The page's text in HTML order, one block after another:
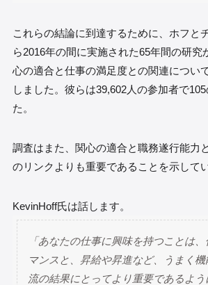
これらの結論に到達するために、ホフと
ら2016年の間に実施された65年間の研究
心の適合と仕事の満足度との関連につい
しました。彼らは39,602人の参加者で
た。
調査はまた、関心の適合と職務遂行能力
のリンクよりも重要であることを示して
KevinHoff氏は話します。
「あなたの仕事に興味を持つことは
マンスと、昇給や昇進など、うまく
流の結果にとってより重要であるよう